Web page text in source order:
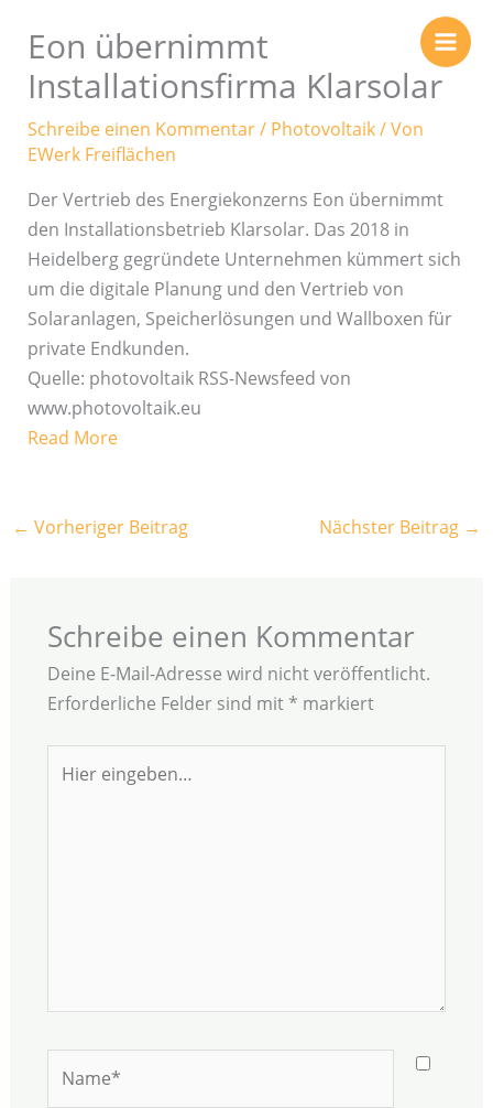
Inhalt
springen
Eon übernimmt
Installationsfirma Klarsolar
Schreibe einen Kommentar/ Photovoltaik/ Von
EWerk Freiflächen
Der Vertrieb des Energiekonzerns Eon übernimmt
den Installationsbetrieb Klarsolar. Das 2018 in
Heidelberg gegründete Unternehmen kümmert sich
um die digitale Planung und den Vertrieb von
Solaranlagen, Speicherlösungen und Wallboxen für
private Endkunden.
Quelle: photovoltaik RSS-Newsfeed von
www.photovoltaik.eu
Read More
← Vorheriger Beitrag Nächster Beitrag →
Schreibe einen Kommentar
Deine E-Mail-Adresse wird nicht veröffentlicht.
Erforderliche Felder sind mit * markiert
eingeben…